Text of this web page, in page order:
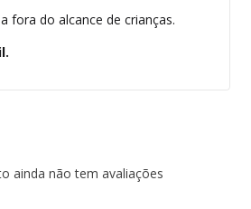
fora do alcance de crianças.
ainda não tem avaliações